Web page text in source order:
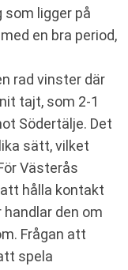
som ligger på
en bra period,
rad vinster där
tajt, som 2-1
Södertälje. Det
sätt, vilket
Västerås
hålla kontakt
den om
Frågan att
spela